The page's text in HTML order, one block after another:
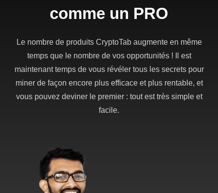
comme un PRO
Le nombre de produits CryptoTab augmente en même
temps que le nombre de vos opportunités ! Il est
maintenant temps de vous révéler tous les secrets pour
miner de façon encore plus efficace et plus rentable, et
vous pouvez deviner le premier : tout est très simple et
facile.